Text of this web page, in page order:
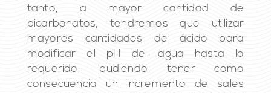
tanto, a mayor cantidad de
bicarbonatos, tendremos que utilizar
mayores cantidades de ácido para
modificar el pH del agua hasta lo
requerido, pudiendo tener como
consecuencia un incremento de sales